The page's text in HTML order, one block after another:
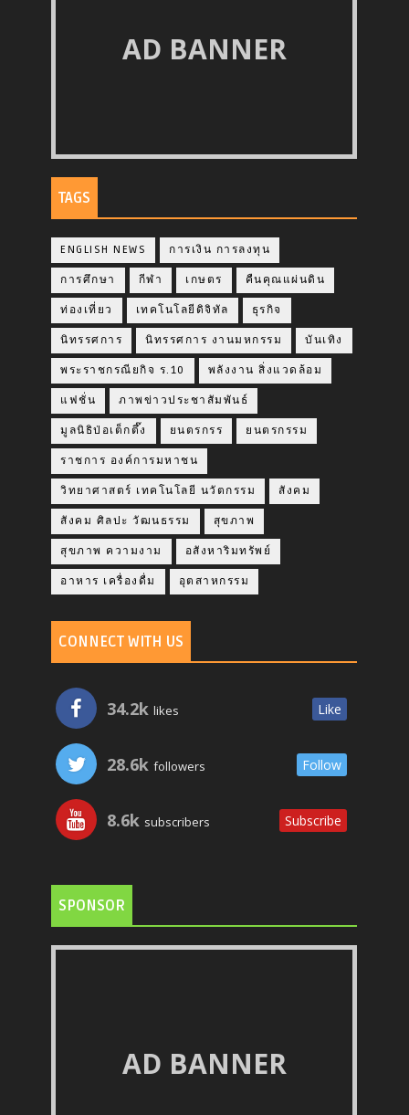
AD BANNER
TAGS
ENGLISH NEWS การเงิน การลงทุน
การศึกษา กีฬา เกษตร คืนคุณแผ่นดิน
ท่องเที่ยว เทคโนโลยีดิจิทัล ธุรกิจ
นิทรรศการ นิทรรศการ งานมหกรรม บันเทิง
พระราชกรณียกิจ ร.10 พลังงาน สิ่งแวดล้อม
แฟชั่น ภาพข่าวประชาสัมพันธ์
มูลนิธิป่อเต็กตึ๊ง ยนตรกรร ยนตรกรรม
ราชการ องค์การมหาชน
วิทยาศาสตร์ เทคโนโลยี นวัตกรรม สังคม
สังคม ศิลปะ วัฒนธรรม สุขภาพ
สุขภาพ ความงาม อสังหาริมทรัพย์
อาหาร เครื่องดื่ม อุตสาหกรรม
CONNECT WITH US
34.2k likes Like
28.6k followers Follow
8.6k subscribers Subscribe
SPONSOR
AD BANNER